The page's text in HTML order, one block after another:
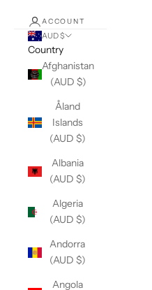
ACCOUNT
AUD $
Country
Afghanistan
(AUD $)
Åland
Islands
(AUD $)
Albania
(AUD $)
Algeria
(AUD $)
Andorra
(AUD $)
Angola